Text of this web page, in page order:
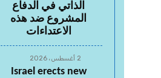
الذاتي في الدفاع
المشروع ضد هذه
الاعتداءات
2 أغسطس، 2026
Israel erects new